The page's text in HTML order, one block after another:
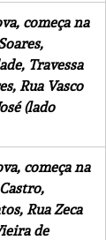
começa na
Travessa
Rua Vasco
(lado
começa na
Rua Zeca
de